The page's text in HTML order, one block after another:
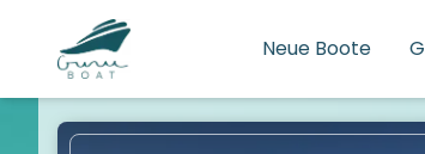
Neue Boote